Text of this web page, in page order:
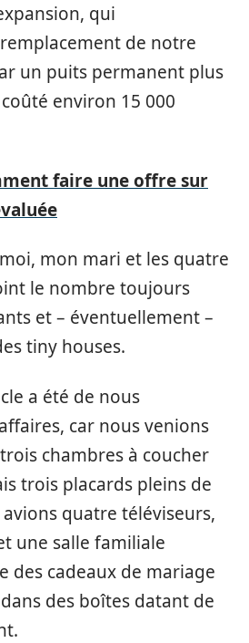
qui
de notre
un puits permanent plus
environ 15 000
faire une offre sur
moi, mon mari et les quatre
le nombre toujours
et – éventuellement –
tiny houses.
a été de nous
car nous venions
chambres à coucher
trois placards pleins de
quatre téléviseurs,
une salle familiale
des cadeaux de mariage
des boîtes datant de